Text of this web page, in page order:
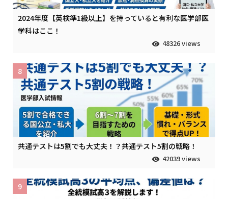
2024年度【英検準1級以上】を持っていると有利な医学部医
学科はここ！
48326 views
共通テストは5割でも大丈夫！？共通テスト5割の戦略！
42039 views
8
9